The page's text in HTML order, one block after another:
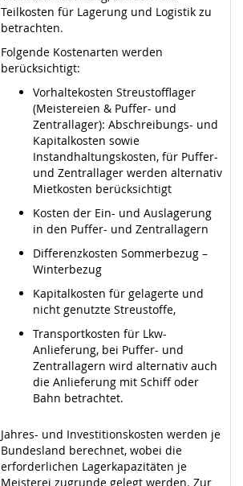
Teilkosten für Lagerung und Logistik zu
betrachten.
Folgende Kostenarten werden
berücksichtigt:
Vorhaltekosten Streustofflager
(Meistereien & Puffer- und
Zentrallager): Abschreibungs- und
Kapitalkosten sowie
Instandhaltungskosten, für Puffer-
und Zentrallager werden alternativ
Mietkosten berücksichtigt
Kosten der Ein- und Auslagerung
in den Puffer- und Zentrallagern
Differenzkosten Sommerbezug –
Winterbezug
Kapitalkosten für gelagerte und
nicht genutzte Streustoffe,
Transportkosten für Lkw-
Anlieferung, bei Puffer- und
Zentrallagern wird alternativ auch
die Anlieferung mit Schiff oder
Bahn betrachtet.
Jahres- und Investitionskosten werden je
Bundesland berechnet, wobei die
erforderlichen Lagerkapazitäten je
Meisterei zugrunde gelegt werden. Zur